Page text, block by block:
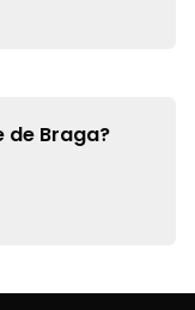
de Braga?